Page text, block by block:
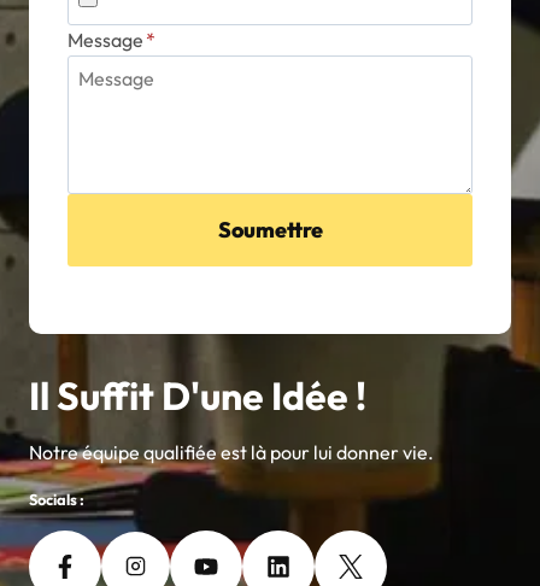
Message *
Soumettre
Il Suffit D'une Idée !
Notre équipe qualifiée est là pour lui donner vie.
Socials :